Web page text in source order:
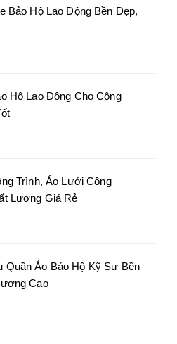
Bảo Hộ Lao Động Bền Đẹp,
Hộ Lao Động Cho Công
Trình, Áo Lưới Công
Lượng Giá Rẻ
Quần Áo Bảo Hộ Kỹ Sư Bền
Cao